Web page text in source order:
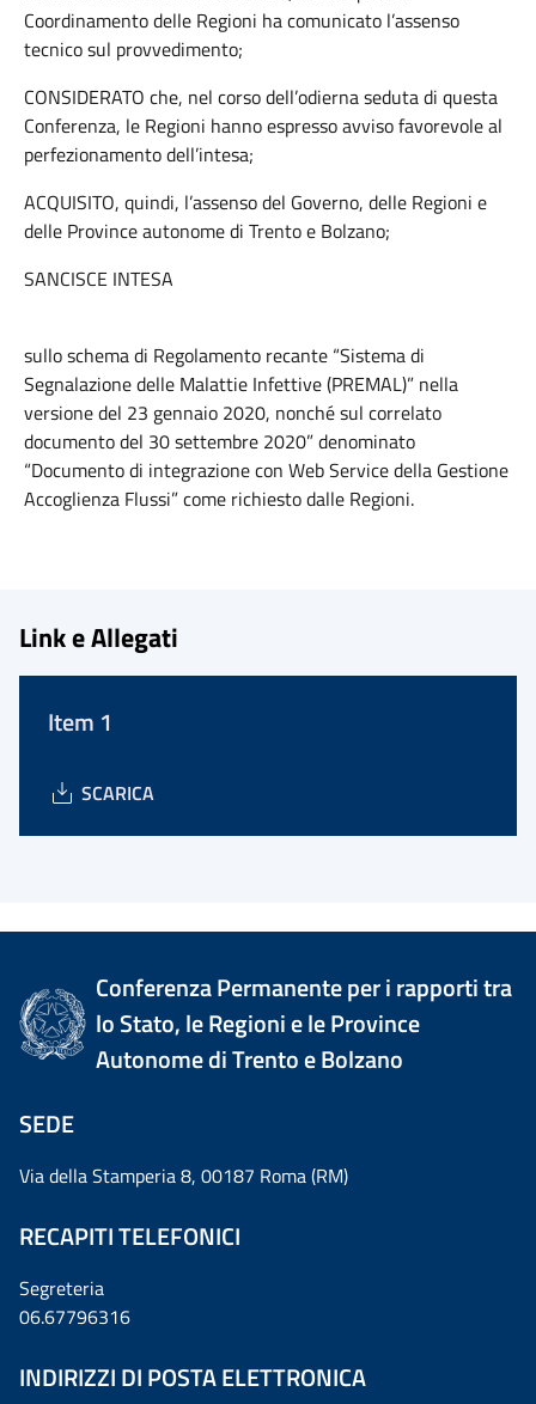
Coordinamento delle Regioni ha comunicato l’assenso
tecnico sul provvedimento;
CONSIDERATO che, nel corso dell’odierna seduta di questa
Conferenza, le Regioni hanno espresso avviso favorevole al
perfezionamento dell’intesa;
ACQUISITO, quindi, l’assenso del Governo, delle Regioni e
delle Province autonome di Trento e Bolzano;
SANCISCE INTESA
sullo schema di Regolamento recante “Sistema di
Segnalazione delle Malattie Infettive (PREMAL)” nella
versione del 23 gennaio 2020, nonché sul correlato
documento del 30 settembre 2020” denominato
“Documento di integrazione con Web Service della Gestione
Accoglienza Flussi” come richiesto dalle Regioni.
Link e Allegati
Item 1
SCARICA
Conferenza Permanente per i rapporti tra
lo Stato, le Regioni e le Province
Autonome di Trento e Bolzano
SEDE
Via della Stamperia 8, 00187 Roma (RM)
RECAPITI TELEFONICI
Segreteria
06.67796316
INDIRIZZI DI POSTA ELETTRONICA